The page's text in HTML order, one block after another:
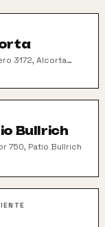
3172, Alcorta
Bullrich
750, Patio Bullrich